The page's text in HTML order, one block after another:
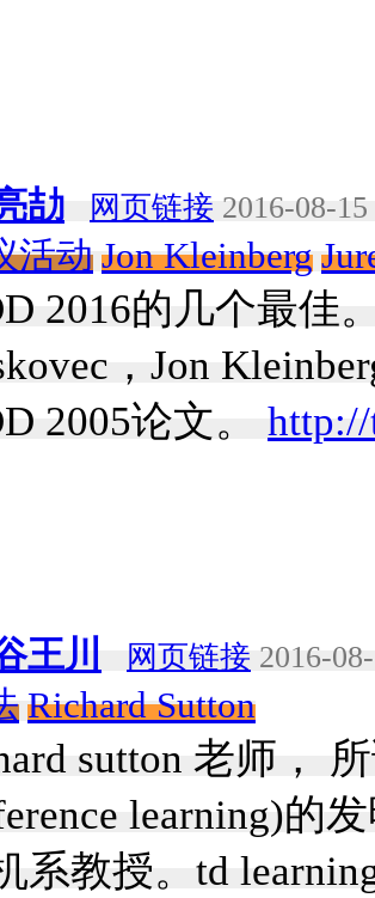
劼 网页链接 2016-08-
活动 Jon Kleinberg
2016的几个最佳
，Jon
2005论文。
王川 网页链接 2016-
Richard Sutton
sutton 老师，
learning)的
系教授。td